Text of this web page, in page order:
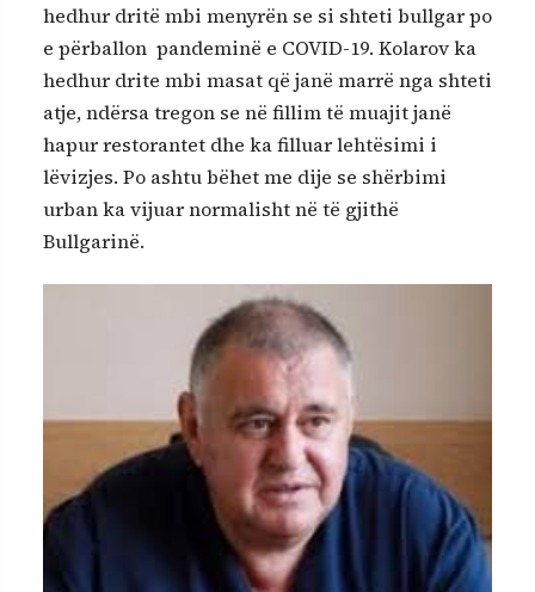
hedhur dritë mbi menyrën se si shteti bullgar po
e përballon pandeminë e COVID-19. Kolarov ka
hedhur drite mbi masat që janë marrë nga shteti
atje, ndërsa tregon se në fillim të muajit janë
hapur restorantet dhe ka filluar lehtësimi i
lëvizjes. Po ashtu bëhet me dije se shërbimi
urban ka vijuar normalisht në të gjithë
Bullgarinë.